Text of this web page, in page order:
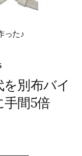
った♪
別布バイ
間5倍